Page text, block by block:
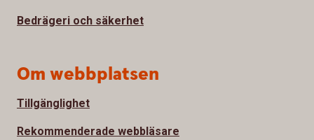
Bedrägeri och säkerhet
Om webbplatsen
Tillgänglighet
Rekommenderade webbläsare